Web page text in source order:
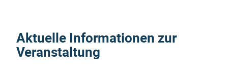
Aktuelle Informationen zur
Veranstaltung